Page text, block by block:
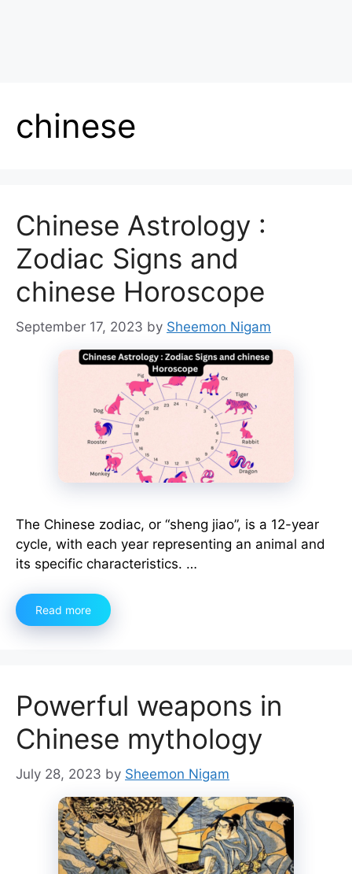
chinese
Chinese Astrology :
Zodiac Signs and
chinese Horoscope
September 17, 2023 by Sheemon Nigam
The Chinese zodiac, or “sheng jiao”, is a 12-year
cycle, with each year representing an animal and
its specific characteristics. …
Read more
Powerful weapons in
Chinese mythology
July 28, 2023 by Sheemon Nigam